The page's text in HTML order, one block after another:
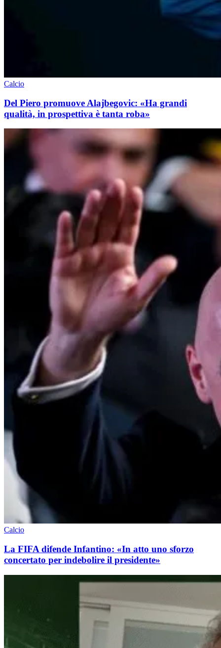
Calcio
Del Piero promuove Alajbegovic: «Ha grandi
qualità, in prospettiva è tanta roba»
Calcio
La FIFA difende Infantino: «In atto uno sforzo
concertato per indebolire il presidente»